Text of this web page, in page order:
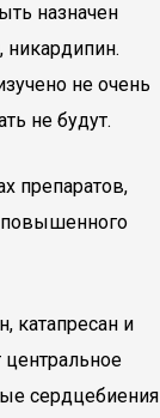
назначен
никардипин.
не очень
не будут.
препаратов,
повышенного
катапресан и
сердцебиения